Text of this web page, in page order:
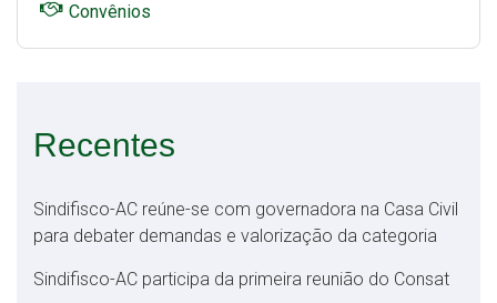
Convênios
Recentes
Sindifisco-AC reúne-se com governadora na Casa Civil
para debater demandas e valorização da categoria
Sindifisco-AC participa da primeira reunião do Consat